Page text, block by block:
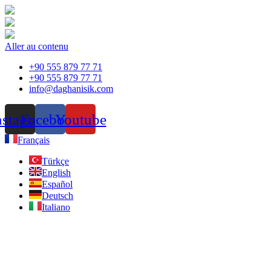
Aller au contenu
+90 555 879 77 71
+90 555 879 77 71
info@daghanisik.com
FacebookYoutube
Français
Türkçe
English
Español
Deutsch
Italiano